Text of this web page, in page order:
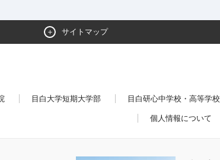
サイトマップ
目白大学短期大学部 目白研心中学校・高等学校
個人情報について